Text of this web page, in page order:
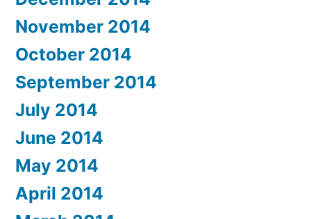
November 2014
October 2014
September 2014
July 2014
June 2014
May 2014
April 2014